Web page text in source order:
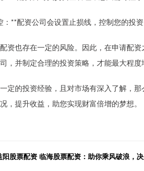
：**配资公司会设置止损线，控制您的投
资也存在一定的风险。因此，在申请配
，并制定合理的投资策略，才能最大程
定的投资经验，且对市场有深入了解，
，提升收益，助您实现财富倍增的梦想。
阳股票配资 临海股票配资：助你乘风破浪，